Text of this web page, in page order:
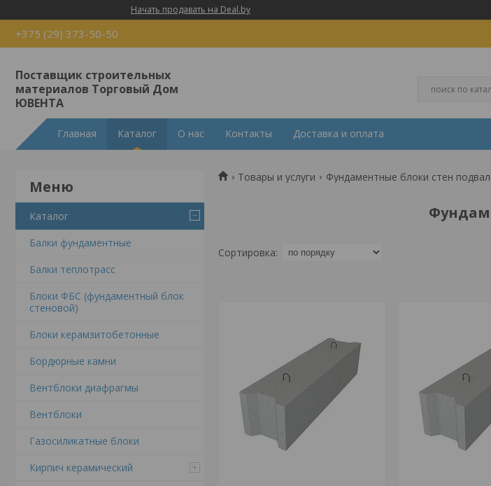
Начать продавать на Deal.by
+375 (29) 373-50-50
Поставщик строительных
материалов Торговый Дом
ЮВЕНТА
Главная Каталог О нас Контакты Доставка и оплата
Каталог
Балки фундаментные
Балки теплотрасс
Блоки ФБС (фундаментный блок
стеновой)
Блоки керамзитобетонные
Бордюрные камни
Вентблоки диафрагмы
Вентблоки
Газосиликатные блоки
Кирпич керамический
Товары и услуги Фундаментные блоки стен